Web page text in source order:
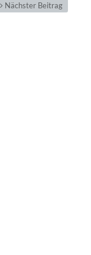
Nächster Beitrag